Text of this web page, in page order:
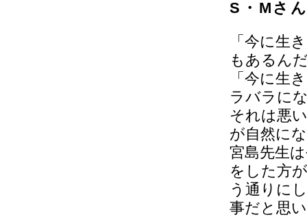
S・Mさ
「今に生
もあるん
「今に生
ラバラに
それは悪
が自然に
宮島先生
をした方
う通りに
事だと思